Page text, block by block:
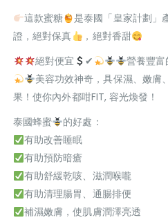
這款蜜糖
是泰國「皇家計劃」
證，絕對保真
，絕對香甜
絕對便宜
✔
營養豐富
美容功效神奇，具保濕、嫩膚
果！使你內外都咁FIT, 容光煥發！
泰國蜂蜜
的好處：
有助改善睡眠
有助預防暗瘡
有助舒緩乾咳、滋潤喉嚨
有助清理腸胃、通腸排便
補濕嫩膚，使肌膚潤澤亮透